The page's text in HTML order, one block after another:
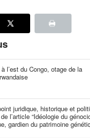
l’est du Congo, otage de la
juridique, historique et
l’article “Idéologie du
gardien du patrimoine